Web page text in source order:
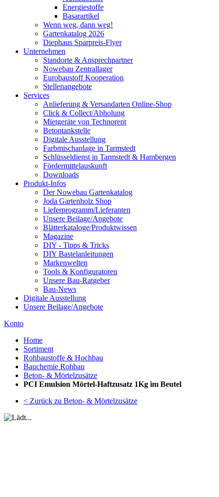
Energiestoffe
Basarartikel
Wenn weg, dann weg!
Gartenkatalog 2026
Diephaus Sparpreis-Flyer
Unternehmen
Standorte & Ansprechpartner
Nowebau Zentrallager
Eurobaustoff Kooperation
Stellenangebote
Services
Anlieferung & Versandarten Online-Shop
Click & Collect/Abholung
Mietgeräte von Technorent
Betontankstelle
Digitale Ausstellung
Farbmischanlage in Tarmstedt
Schlüsseldienst in Tarmstedt & Hambergen
Fördermittelauskunft
Downloads
Produkt-Infos
Der Nowebau Gartenkatalog
Joda Gartenholz Shop
Lieferprogramm/Lieferanten
Unsere Beilage/Angebote
Blätterkataloge/Produktwissen
Magazine
DIY - Tipps & Tricks
DIY Bastelanleitungen
Markenwelten
Tools & Konfiguratoren
Unsere Bau-Ratgeber
Bau-News
Digitale Ausstellung
Unsere Beilage/Angebote
Konto
Home
Sortiment
Rohbaustoffe & Hochbau
Bauchemie Rohbau
Beton- & Mörtelzusätze
PCI Emulsion Mörtel-Haftzusatz 1Kg im Beutel
< Zurück zu Beton- & Mörtelzusätze